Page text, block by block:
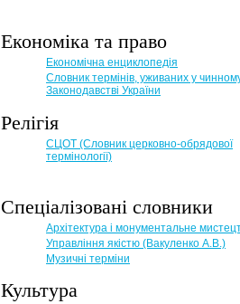
Економіка та право
Eкономічна енциклопедія
Словник термінів, уживаних у
Законодавстві України
Релігія
СЦОТ (Словник церковно-обрядової
термінології)
Спеціалізовані словники
Архітектура і монументальне
Управління якістю (Вакуленко А.В.)
Музичні терміни
Культура